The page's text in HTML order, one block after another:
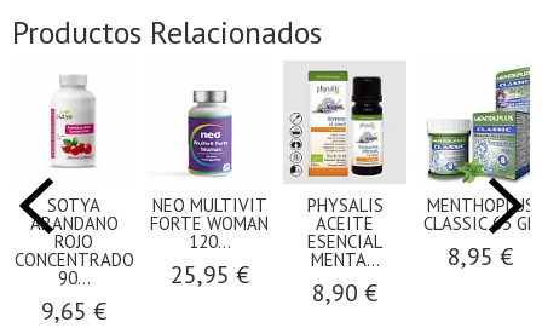
Productos Relacionados
SOTYA
ARANDANO
ROJO
CONCENTRADO
90...
9,65 €
NEO MULTIVIT
FORTE WOMAN
120...
25,95 €
PHYSALIS
ACEITE
ESENCIAL
MENTA...
8,90 €
MENTHOPLUS
CLASSIC 65 GR
8,95 €